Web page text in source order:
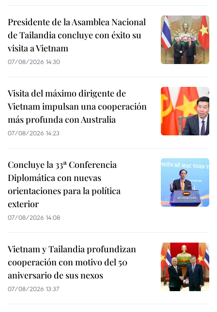
Presidente de la Asamblea Nacional
de Tailandia concluye con éxito su
visita a Vietnam
07/08/2026 14:30
Visita del máximo dirigente de
Vietnam impulsan una cooperación
más profunda con Australia
07/08/2026 14:23
Concluye la 33ª Conferencia
Diplomática con nuevas
orientaciones para la política
exterior
07/08/2026 14:08
Vietnam y Tailandia profundizan
cooperación con motivo del 50
aniversario de sus nexos
07/08/2026 13:37